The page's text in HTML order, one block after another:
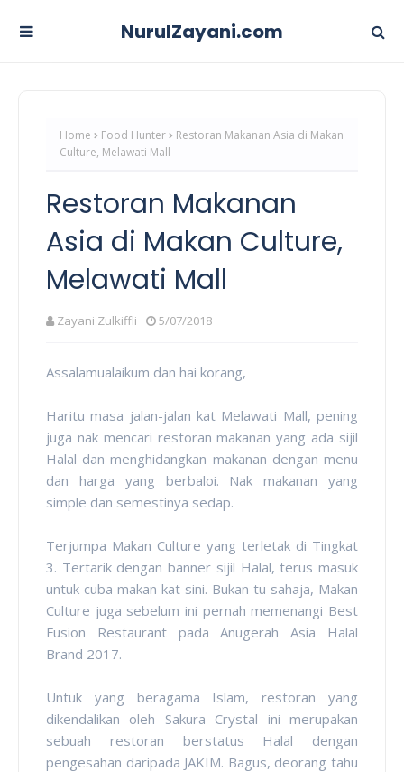
NurulZayani.com
Home Food Hunter
Restoran Makanan Asia di Makan
Culture, Melawati Mall
Restoran Makanan
Asia di Makan Culture,
Melawati Mall
Zayani Zulkiffli 5/07/2018
Assalamualaikum dan hai korang,
Haritu masa jalan-jalan kat Melawati Mall, pening
juga nak mencari restoran makanan yang ada sijil
Halal dan menghidangkan makanan dengan menu
dan harga yang berbaloi. Nak makanan yang
simple dan semestinya sedap.
Terjumpa Makan Culture yang terletak di Tingkat
3. Tertarik dengan banner sijil Halal, terus masuk
untuk cuba makan kat sini. Bukan tu sahaja, Makan
Culture juga sebelum ini pernah memenangi Best
Fusion Restaurant pada Anugerah Asia Halal
Brand 2017.
Untuk yang beragama Islam, restoran yang
dikendalikan oleh Sakura Crystal ini merupakan
sebuah restoran berstatus Halal dengan
pengesahan daripada JAKIM. Bagus, deorang tahu